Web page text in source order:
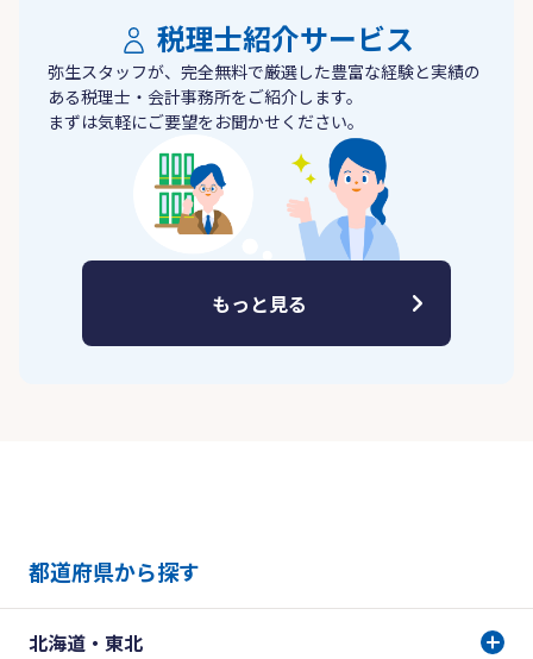
税理士紹介サービス
弥生スタッフが、完全無料で厳選した豊富な経験と実績の
ある税理士・会計事務所をご紹介します。
まずは気軽にご要望をお聞かせください。
もっと見る
都道府県から探す
北海道・東北